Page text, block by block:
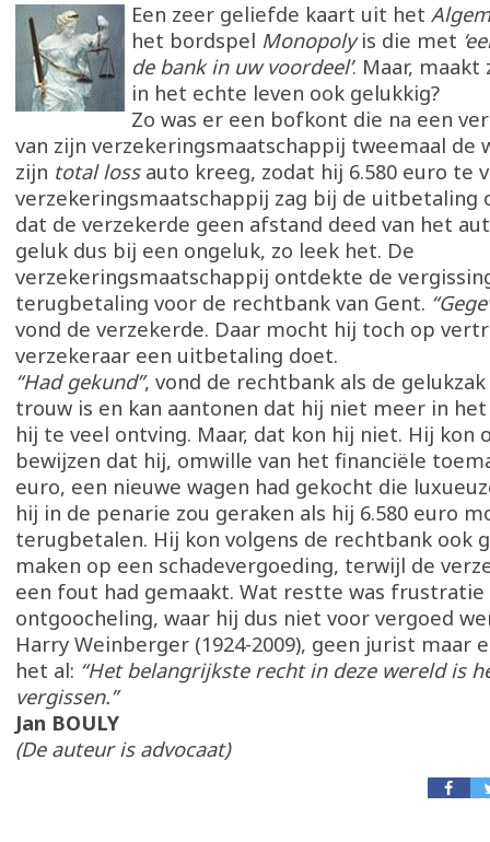
Een zeer geliefde kaart uit het
het bordspel Monopolyis die met
de bank in uw voordeel’. Maar, maakt
in het echte leven ook gelukkig?
Zo was er een bofkont die na een
van zijn verzekeringsmaatschappij tweemaal de
zijn total loss auto kreeg, zodat hij 6.580 euro te
verzekeringsmaatschappij zag bij de uitbetaling
dat de verzekerde geen afstand deed van het
geluk dus bij een ongeluk, zo leek het. De
verzekeringsmaatschappij ontdekte de
terugbetaling voor de rechtbank van Gent.
vond de verzekerde. Daar mocht hij toch op
verzekeraar een uitbetaling doet.
“Had gekund”, vond de rechtbank als de
trouw is en kan aantonen dat hij niet meer in
hij te veel ontving. Maar, dat kon hij niet. Hij kon
bewijzen dat hij, omwille van het financiële
euro, een nieuwe wagen had gekocht die
hij in de penarie zou geraken als hij 6.580 euro
terugbetalen. Hij kon volgens de rechtbank ook
maken op een schadevergoeding, terwijl de
een fout had gemaakt. Wat restte was frustratie
ontgoocheling, waar hij dus niet voor vergoed
Harry Weinberger (1924-2009), geen jurist maar
het al: “Het belangrijkste recht in deze wereld is
vergissen.”
Jan BOULY
(De auteur is advocaat)